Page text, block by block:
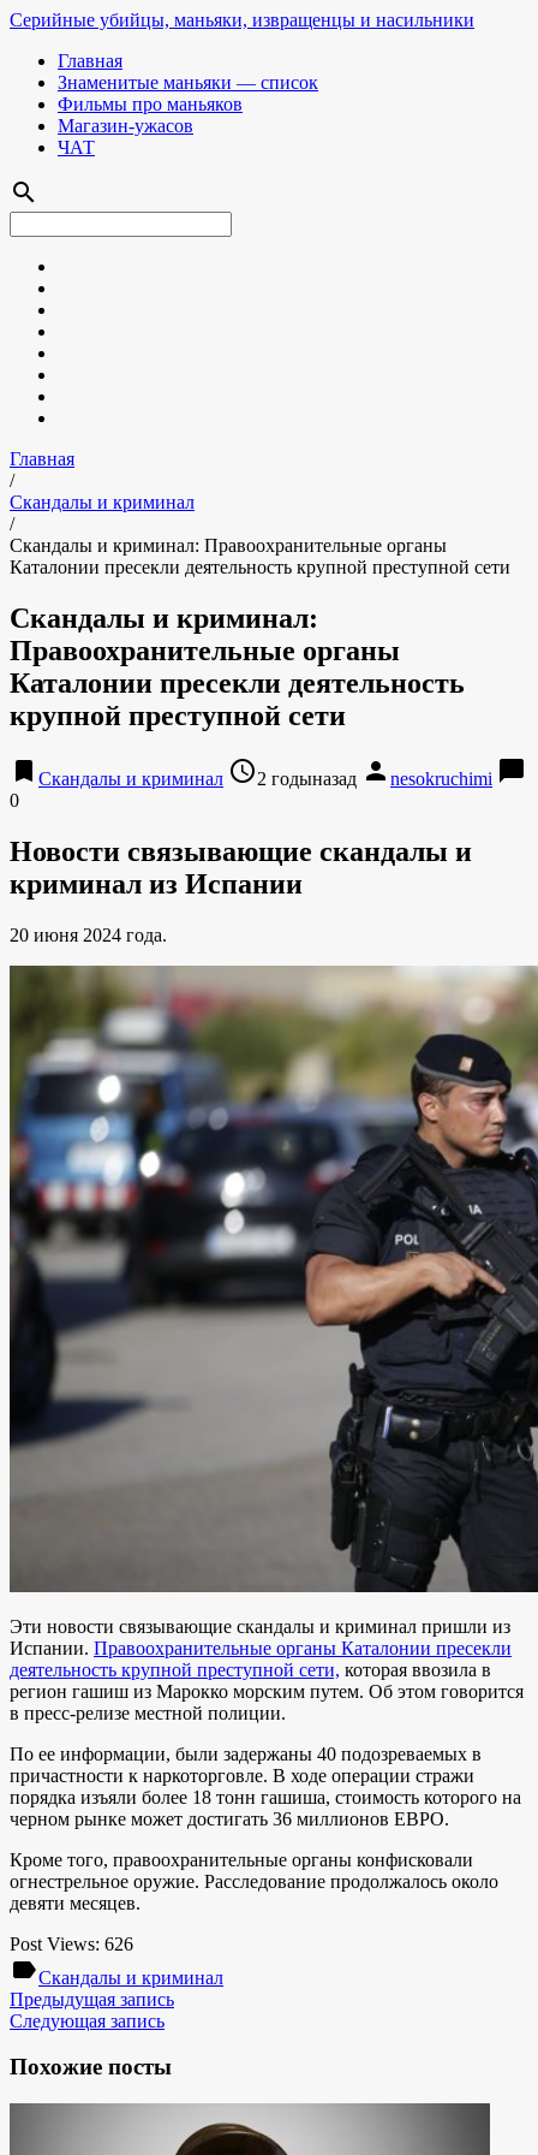
Серийные убийцы, маньяки, извращенцы и насильники
Главная
Знаменитые маньяки — список
Фильмы про маньяков
Магазин-ужасов
ЧАТ
search
Главная
/
Скандалы и криминал
/
Скандалы и криминал: Правоохранительные органы
Каталонии пресекли деятельность крупной преступной сети
Скандалы и криминал:
Правоохранительные органы
Каталонии пресекли деятельность
крупной преступной сети
bookmark Скандалы и криминал access_time2 годыназад person nesokruchimi chat_bubble
0
Новости связывающие скандалы и
криминал из Испании
20 июня 2024 года.
Эти новости связывающие скандалы и криминал пришли из
Испании. Правоохранительные органы Каталонии пресекли
деятельность крупной преступной сети, которая ввозила в
регион гашиш из Марокко морским путем. Об этом говорится
в пресс-релизе местной полиции.
По ее информации, были задержаны 40 подозреваемых в
причастности к наркоторговле. В ходе операции стражи
порядка изъяли более 18 тонн гашиша, стоимость которого на
черном рынке может достигать 36 миллионов ЕВРО.
Кроме того, правоохранительные органы конфисковали
огнестрельное оружие. Расследование продолжалось около
девяти месяцев.
Post Views: 626
labelСкандалы и криминал
Предыдущая запись
Следующая запись
Похожие посты